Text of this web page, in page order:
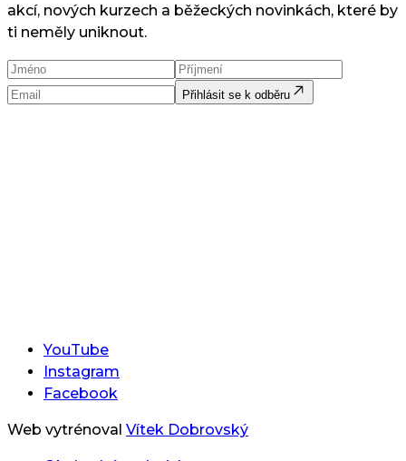
akcí, nových kurzech a běžeckých novinkách, které by
ti neměly uniknout.
Přihlásit se k odběru
YouTube
Instagram
Facebook
Web vytrénoval Vítek Dobrovský